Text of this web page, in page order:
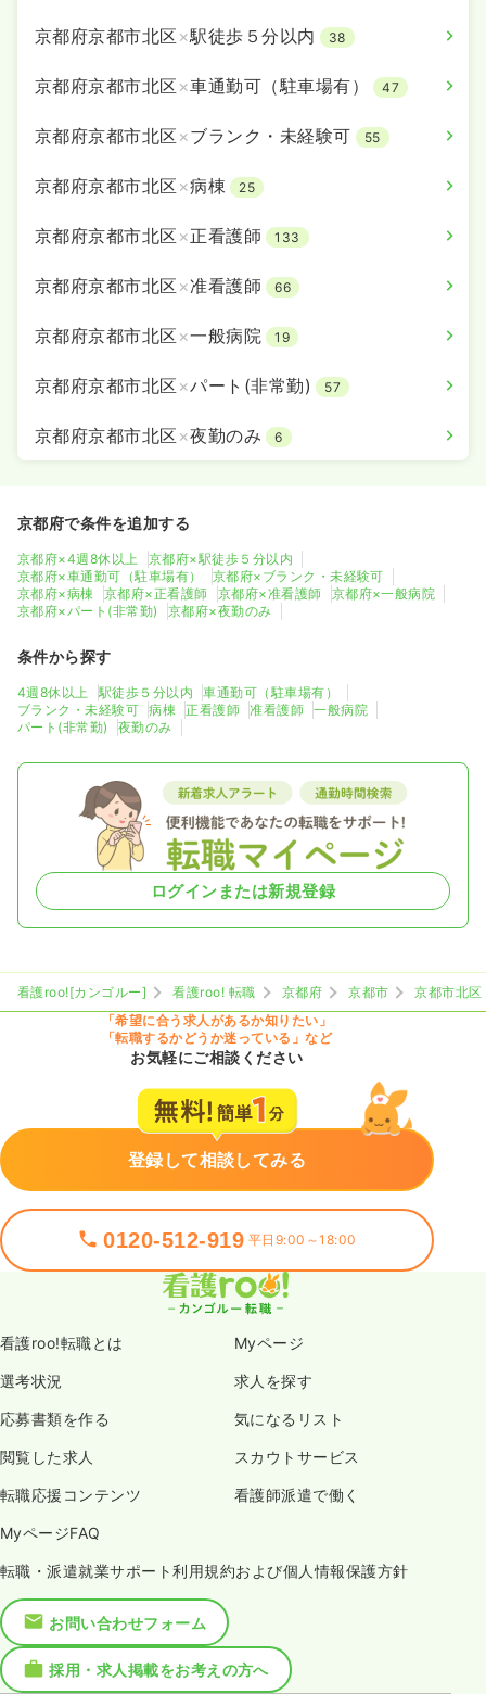
京都府京都市北区 ×駅徒歩５分以内 38
京都府京都市北区 ×車通勤可（駐車場有） 47
京都府京都市北区 ×ブランク・未経験可 55
京都府京都市北区 ×病棟 25
京都府京都市北区 ×正看護師 133
京都府京都市北区 ×准看護師 66
京都府京都市北区 ×一般病院 19
京都府京都市北区 ×パート(非常勤) 57
京都府京都市北区 ×夜勤のみ 6
京都府で条件を追加する
京都府×4週8休以上
京都府×駅徒歩５分以内
京都府×車通勤可（駐車場有）
京都府×ブランク・未経験可
京都府×病棟
京都府×正看護師 京都府×准看護師
京都府×一般病院
京都府×パート(非常勤)
京都府×夜勤のみ
条件から探す
4週8休以上 駅徒歩５分以内
車通勤可（駐車場有）
ブランク・未経験可
病棟 正看護師 准看護師
一般病院
パート(非常勤)
夜勤のみ
ログインまたは新規登録
看護roo![カンゴルー] 看護roo! 転職 京都府 京都市
京都市北区
「希望に合う求人があるか知りたい」
「転職するかどうか迷っている」など
お気軽にご相談ください
登録して相談してみる
0120-512-919 平日9:00～18:00
看護roo!転職とは Myページ
選考状況 求人を探す
応募書類を作る 気になるリスト
閲覧した求人 スカウトサービス
転職応援コンテンツ 看護師派遣で働く
MyページFAQ
転職・派遣就業サポート利用規約および個人情報保護方針
お問い合わせフォーム
採用・求人掲載をお考えの方へ